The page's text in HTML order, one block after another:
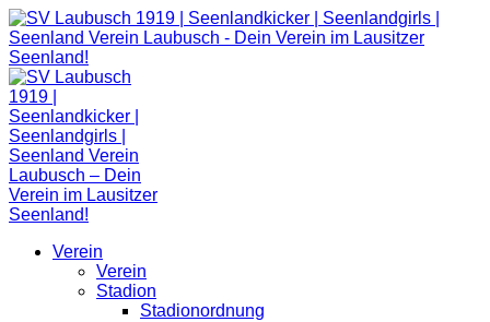
Zum
Inhalt
springen
Verein
Verein
Stadion
Stadionordnung